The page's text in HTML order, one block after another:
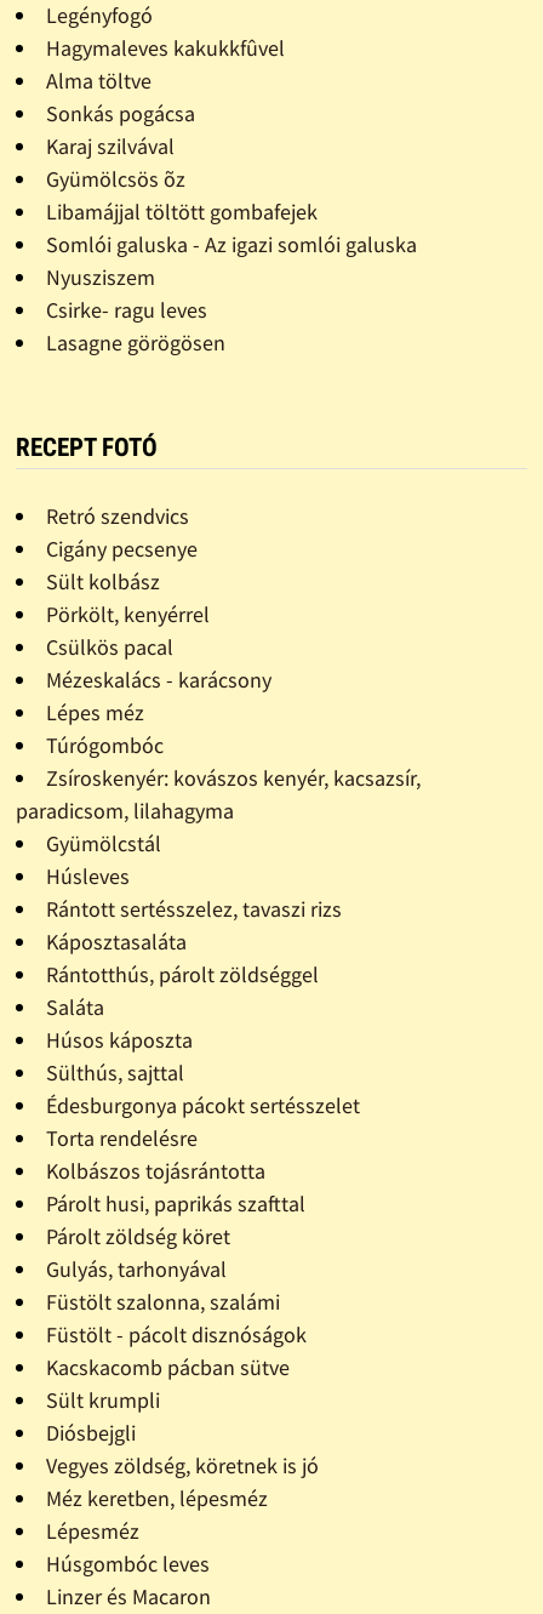
Legényfogó
Hagymaleves kakukkfûvel
Alma töltve
Sonkás pogácsa
Karaj szilvával
Gyümölcsös õz
Libamájjal töltött gombafejek
Somlói galuska - Az igazi somlói galuska
Nyusziszem
Csirke- ragu leves
Lasagne görögösen
RECEPT FOTÓ
Retró szendvics
Cigány pecsenye
Sült kolbász
Pörkölt, kenyérrel
Csülkös pacal
Mézeskalács - karácsony
Lépes méz
Túrógombóc
Zsíroskenyér: kovászos kenyér, kacsazsír,
paradicsom, lilahagyma
Gyümölcstál
Húsleves
Rántott sertésszelez, tavaszi rizs
Káposztasaláta
Rántotthús, párolt zöldséggel
Saláta
Húsos káposzta
Sülthús, sajttal
Édesburgonya pácokt sertésszelet
Torta rendelésre
Kolbászos tojásrántotta
Párolt husi, paprikás szafttal
Párolt zöldség köret
Gulyás, tarhonyával
Füstölt szalonna, szalámi
Füstölt - pácolt disznóságok
Kacskacomb pácban sütve
Sült krumpli
Diósbejgli
Vegyes zöldség, köretnek is jó
Méz keretben, lépesméz
Lépesméz
Húsgombóc leves
Linzer és Macaron